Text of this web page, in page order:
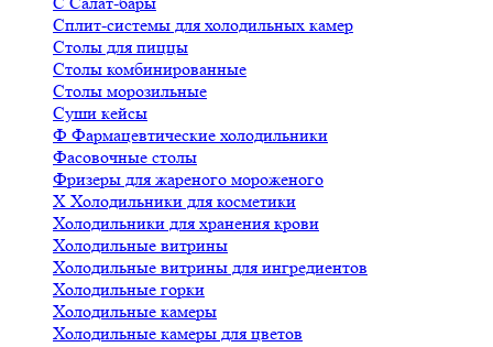
Сплит-системы для холодильных камер
Столы для пиццы
Столы комбинированные
Столы морозильные
Суши кейсы
Ф Фармацевтические холодильники
Фасовочные столы
Фризеры для жареного мороженого
Х Холодильники для косметики
Холодильники для хранения крови
Холодильные витрины
Холодильные витрины для ингредиентов
Холодильные горки
Холодильные камеры
Холодильные камеры для цветов